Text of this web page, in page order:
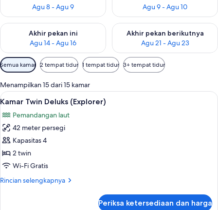
Agu 8 - Agu 9
Agu 9 - Agu 10
Akhir pekan ini
Agu 14 - Agu 16
Periksa ketersediaan untuk akhir pekan ini Agu 14 - Agu 16
Akhir pekan berikutnya
Agu 21 - Agu 23
Periksa ketersediaan untuk
Filter
tersedia
untuk
kamar
Semua kamar 2 tempat tidur 1 tempat tidur 3+ tempat tidur
Menampilkan 15 dari 15 kamar
Lihat
semua
foto
untuk
Kamar
Twin
Deluks
Kamar Twin Deluks (Explorer) |
5
Kamar Twin Deluks (Explorer)
Pemandangan laut
42 meter persegi
Kapasitas 4
2 twin
Wi-Fi Gratis
Rincian selengkapnya
Rincian
Periksa ketersediaan dan harga